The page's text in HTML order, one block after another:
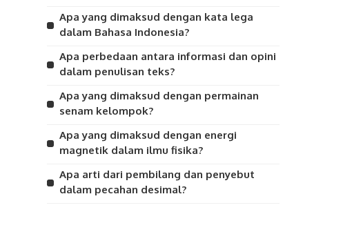
Apa yang dimaksud dengan kata lega
dalam Bahasa Indonesia?
Apa perbedaan antara informasi dan opini
dalam penulisan teks?
Apa yang dimaksud dengan permainan
senam kelompok?
Apa yang dimaksud dengan energi
magnetik dalam ilmu fisika?
Apa arti dari pembilang dan penyebut
dalam pecahan desimal?